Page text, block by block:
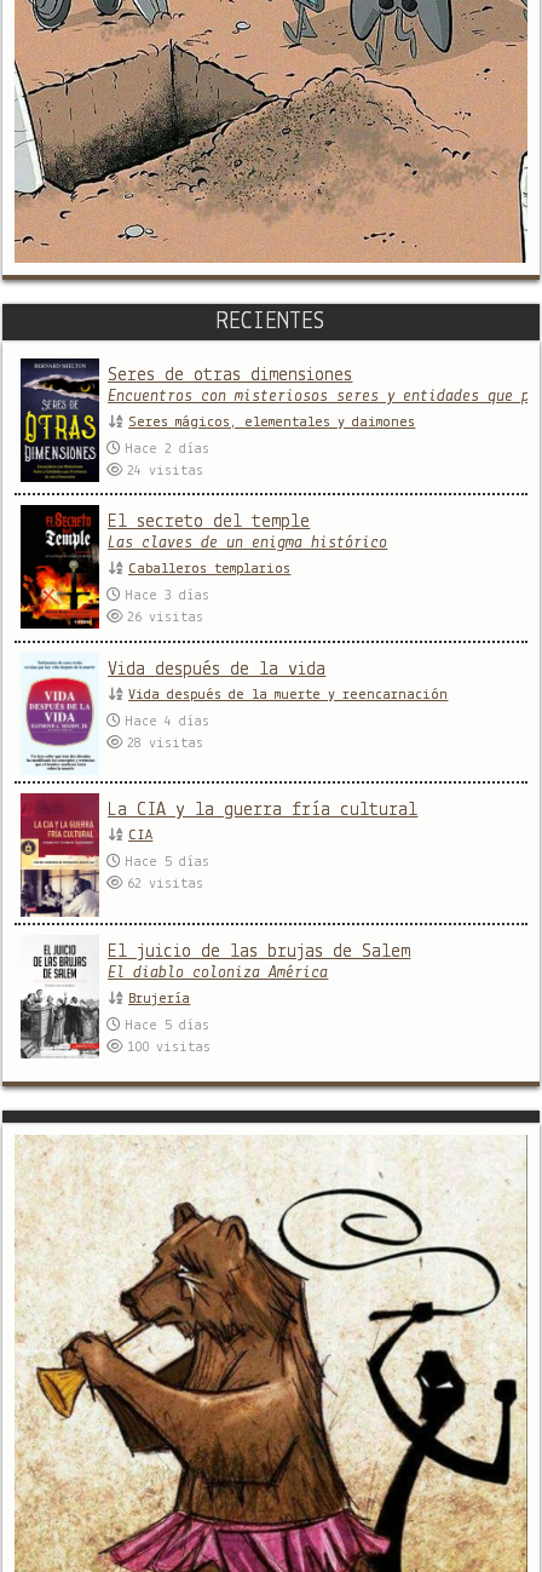
RECIENTES
Seres de otras dimensiones
Encuentros con misteriosos seres y entidades que
Seres mágicos, elementales y daimones
Hace 2 días
24visitas
El secreto del temple
Las claves de un enigma histórico
Caballeros templarios
Hace 3 días
26visitas
Vida después de la vida
Vida después de la muerte y reencarnación
Hace 4 días
28visitas
La CIA y la guerra fría cultural
CIA
Hace 5 días
62visitas
El juicio de las brujas de Salem
El diablo coloniza América
Brujería
Hace 5 días
100visitas